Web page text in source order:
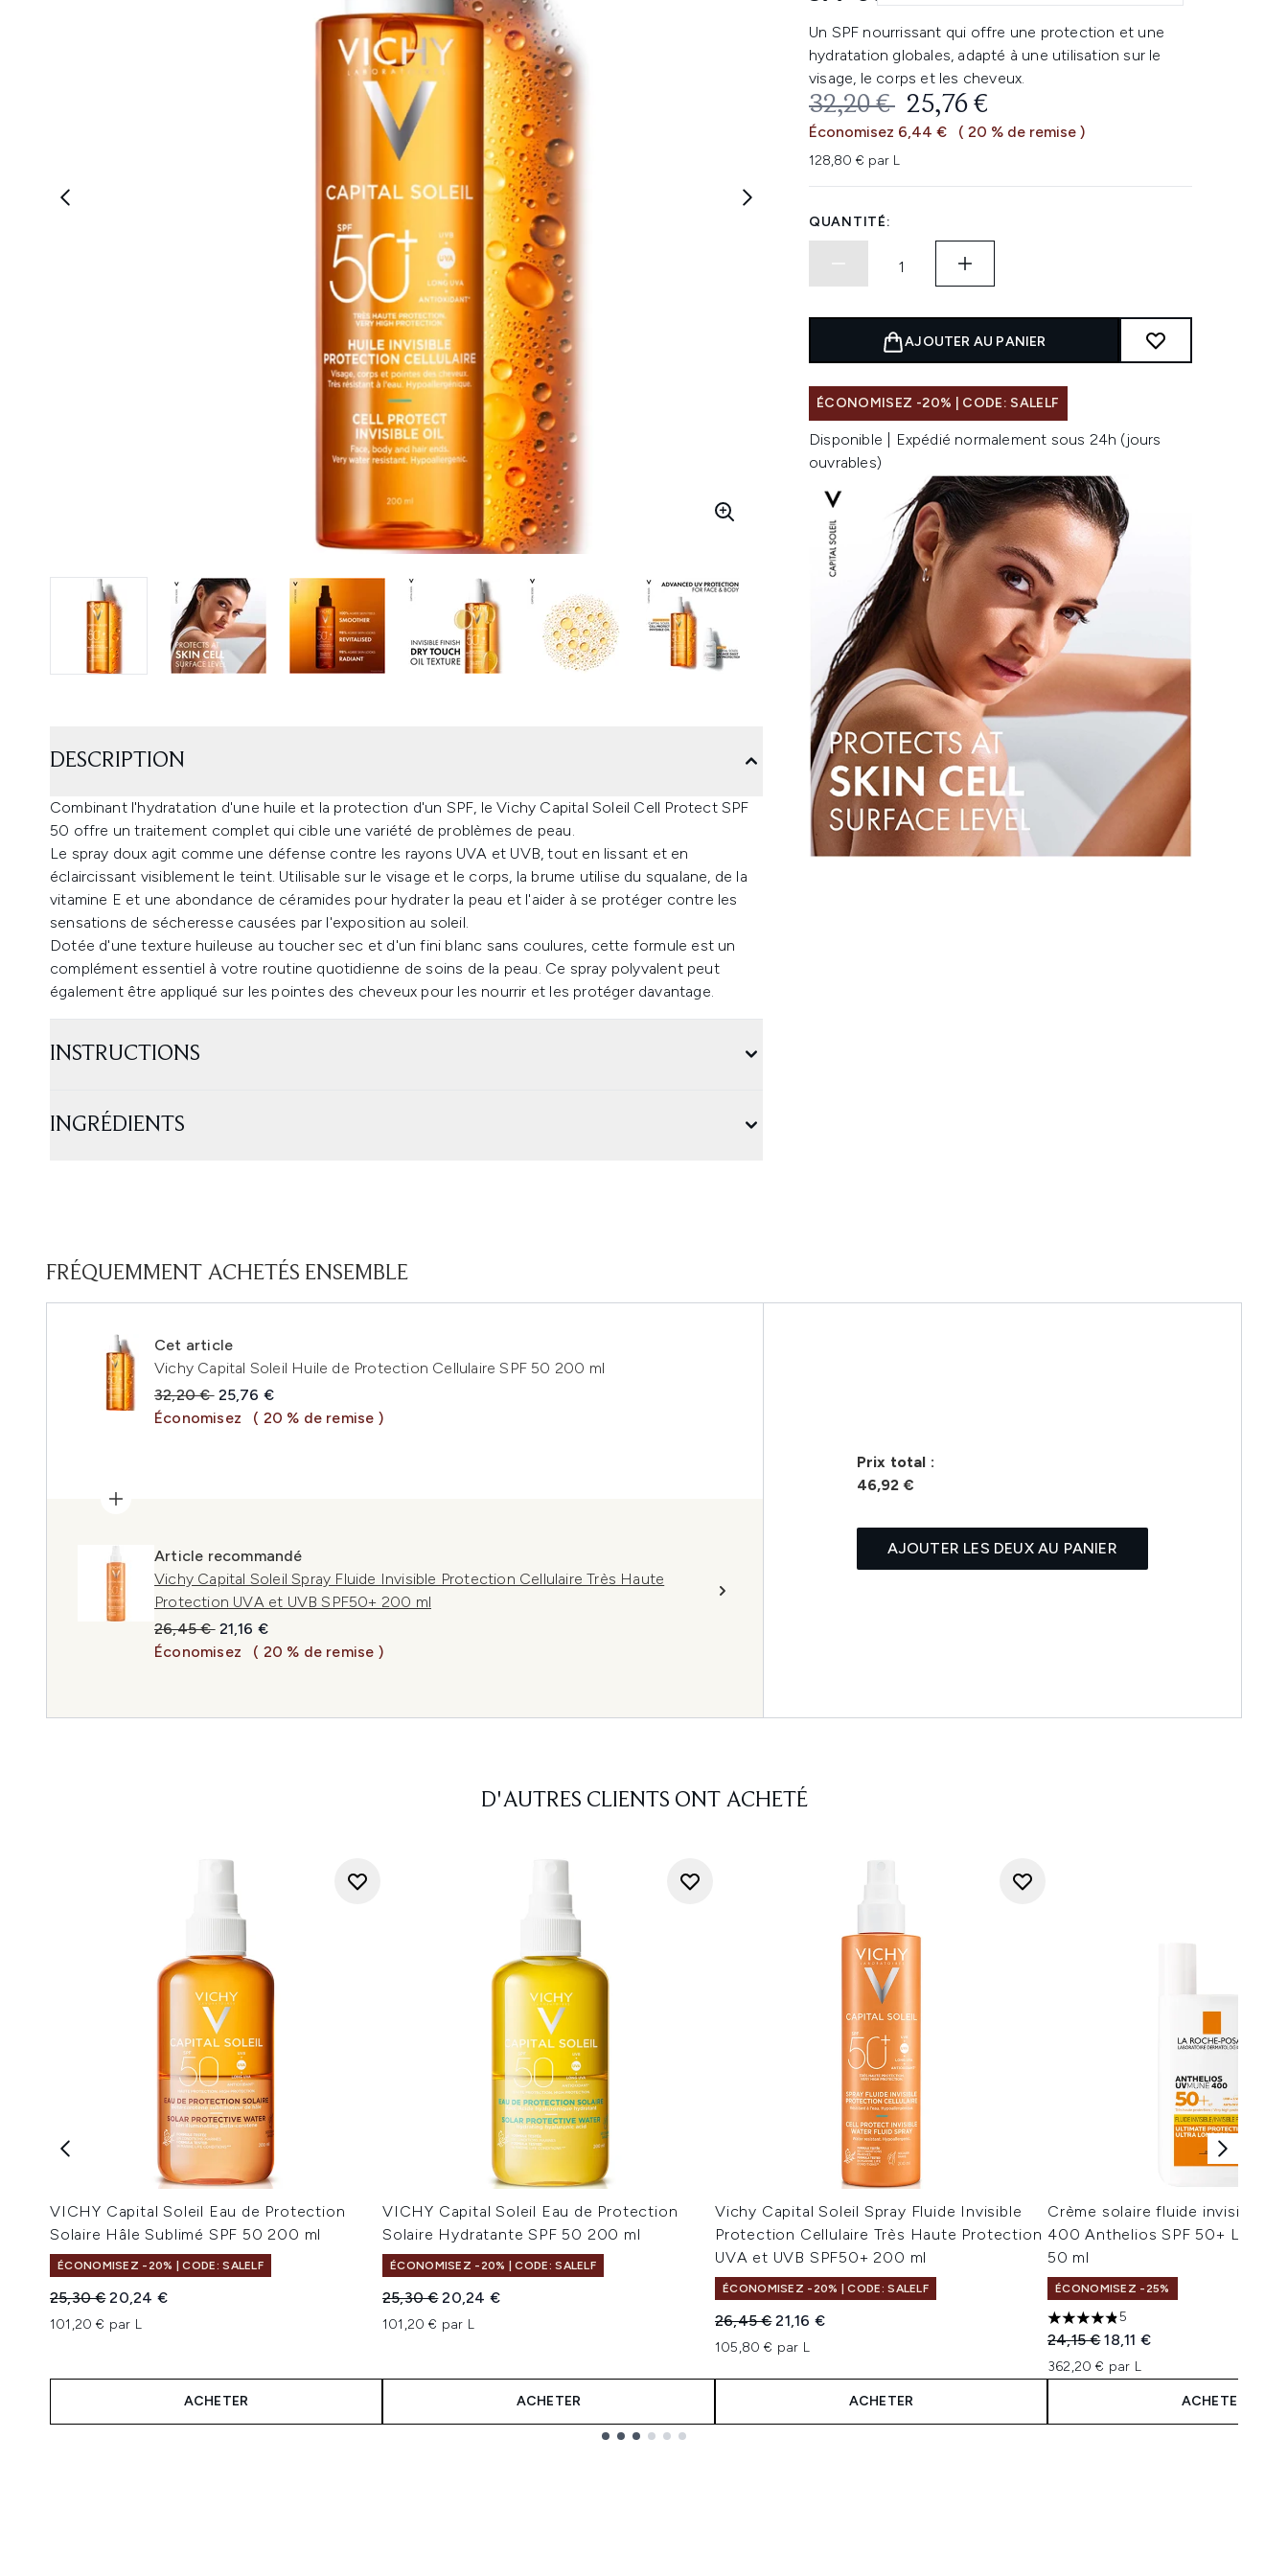
Un SPF nourrissant qui offre une protection et une
hydratation globales, adapté à une utilisation sur le
visage, le corps et les cheveux.
PRIX DE VENTE :
32,20 € PRIX ​​ACTUEL :
25,76 €
Économisez 6,44 € ( 20 % de remise )
128,80 € par L
QUANTITÉ:
AJOUTER AU PANIER
ÉCONOMISEZ -20% | CODE: SALELF
Disponible | Expédié normalement sous 24h (jours
ouvrables)
DESCRIPTION
Combinant l'hydratation d'une huile et la protection d'un SPF, le Vichy Capital Soleil Cell Protect SPF
50 offre un traitement complet qui cible une variété de problèmes de peau.
Le spray doux agit comme une défense contre les rayons UVA et UVB, tout en lissant et en
éclaircissant visiblement le teint. Utilisable sur le visage et le corps, la brume utilise du squalane, de la
vitamine E et une abondance de céramides pour hydrater la peau et l'aider à se protéger contre les
sensations de sécheresse causées par l'exposition au soleil.
Dotée d'une texture huileuse au toucher sec et d'un fini blanc sans coulures, cette formule est un
complément essentiel à votre routine quotidienne de soins de la peau. Ce spray polyvalent peut
également être appliqué sur les pointes des cheveux pour les nourrir et les protéger davantage.
INSTRUCTIONS
INGRÉDIENTS
FRÉQUEMMENT ACHETÉS ENSEMBLE
Cet article
Vichy Capital Soleil Huile de Protection Cellulaire SPF 50 200 ml
Prix de vente :
32,20 € Prix ​​actuel :
25,76 €
Économisez
( 20 % de remise )
Article recommandé
Vichy Capital Soleil Spray Fluide Invisible Protection Cellulaire Très Haute
Protection UVA et UVB SPF50+ 200 ml
Prix de vente :
26,45 € Prix ​​actuel :
21,16 €
Économisez
( 20 % de remise )
Prix ​​total :
46,92 €
AJOUTER LES DEUX AU PANIER
D'AUTRES CLIENTS ONT ACHETÉ
VICHY Capital Soleil Eau de Protection
Solaire Hâle Sublimé SPF 50 200 ml
ÉCONOMISEZ -20% | CODE: SALELF
Prix de vente :
25,30 €Prix ​​actuel :
20,24 €
101,20 € par L
ACHETER
VICHY Capital Soleil Eau de Protection
Solaire Hydratante SPF 50 200 ml
ÉCONOMISEZ -20% | CODE: SALELF
Prix de vente :
25,30 €Prix ​​actuel :
20,24 €
101,20 € par L
ACHETER
Vichy Capital Soleil Spray Fluide Invisible
Protection Cellulaire Très Haute Protection
UVA et UVB SPF50+ 200 ml
ÉCONOMISEZ -20% | CODE: SALELF
Prix de vente :
26,45 €Prix ​​actuel :
21,16 €
105,80 € par L
ACHETER
Crème solaire fluide invisible
400 Anthelios SPF 50+ La
50 ml
ÉCONOMISEZ -25%
4.8 étoiles sur un maximum de 5
5
Prix de vente :
24,15 €Prix ​​actuel :
18,11 €
362,20 € par L
ACHETER